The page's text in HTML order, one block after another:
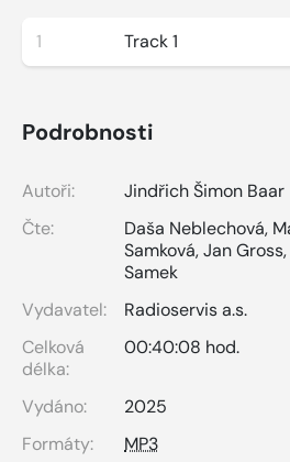
1 Track 1
Podrobnosti
Autoři:
Jindřich Šimon Baar
Čte:
Daša Neblechová,
Samková,Jan Gross,
Samek
Vydavatel:
Radioservis a.s.
Celková
délka:
00:40:08 hod.
Vydáno:
2025
Formáty:
MP3